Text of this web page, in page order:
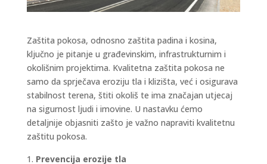
Zaštita pokosa, odnosno zaštita padina i kosina,
ključno je pitanje u građevinskim, infrastrukturnim i
okolišnim projektima. Kvalitetna zaštita pokosa ne
samo da sprječava eroziju tla i klizišta, već i osigurava
stabilnost terena, štiti okoliš te ima značajan utjecaj
na sigurnost ljudi i imovine. U nastavku ćemo
detaljnije objasniti zašto je važno napraviti kvalitetnu
zaštitu pokosa.
Prevencija erozije tla